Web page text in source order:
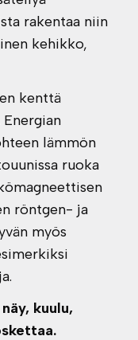
rakentaa niin
kehikko,
kenttä
lämmön
ruoka
röntgen- ja
myös
kuulu,